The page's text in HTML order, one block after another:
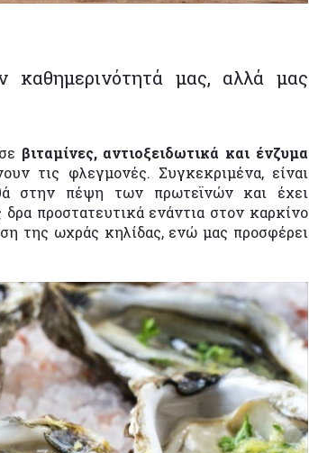
καθημερινότητά μας, αλλά μας
βιταμίνες, αντιοξειδωτικά και ένζυμα
τις φλεγμονές. Συγκεκριμένα, είναι
στην πέψη των πρωτεϊνών και έχει
προστατευτικά ενάντια στον καρκίνο
της ωχράς κηλίδας, ενώ μας προσφέρει